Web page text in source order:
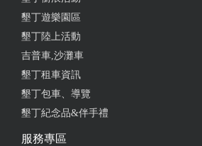
墾丁遊樂園區
墾丁陸上活動
吉普車,沙灘車
墾丁租車資訊
墾丁包車、導覽
墾丁紀念品&伴手禮
服務專區